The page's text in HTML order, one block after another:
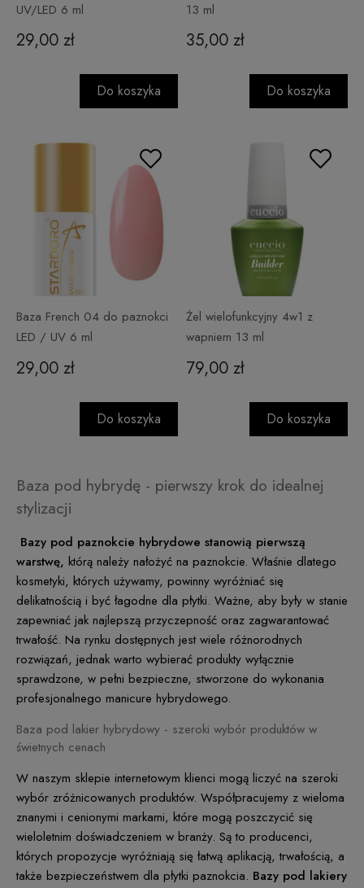
UV/LED 6 ml
29,00 zł
Do koszyka
13 ml
35,00 zł
Do koszyka
Baza French 04 do paznokci
LED / UV 6 ml
29,00 zł
Do koszyka
Żel wielofunkcyjny 4w1 z
wapniem 13 ml
79,00 zł
Do koszyka
Baza pod hybrydę - pierwszy krok do idealnej
stylizacji
Bazy pod paznokcie hybrydowe stanowią pierwszą
warstwę, którą należy nałożyć na paznokcie. Właśnie dlatego
kosmetyki, których używamy, powinny wyróżniać się
delikatnością i być łagodne dla płytki. Ważne, aby były w stanie
zapewniać jak najlepszą przyczepność oraz zagwarantować
trwałość. Na rynku dostępnych jest wiele różnorodnych
rozwiązań, jednak warto wybierać produkty wyłącznie
sprawdzone, w pełni bezpieczne, stworzone do wykonania
profesjonalnego manicure hybrydowego.
Baza pod lakier hybrydowy - szeroki wybór produktów w
świetnych cenach
W naszym sklepie internetowym klienci mogą liczyć na szeroki
wybór zróżnicowanych produktów. Współpracujemy z wieloma
znanymi i cenionymi markami, które mogą poszczycić się
wieloletnim doświadczeniem w branży. Są to producenci,
których propozycje wyróżniają się łatwą aplikacją, trwałością, a
także bezpieczeństwem dla płytki paznokcia. Bazy pod lakiery